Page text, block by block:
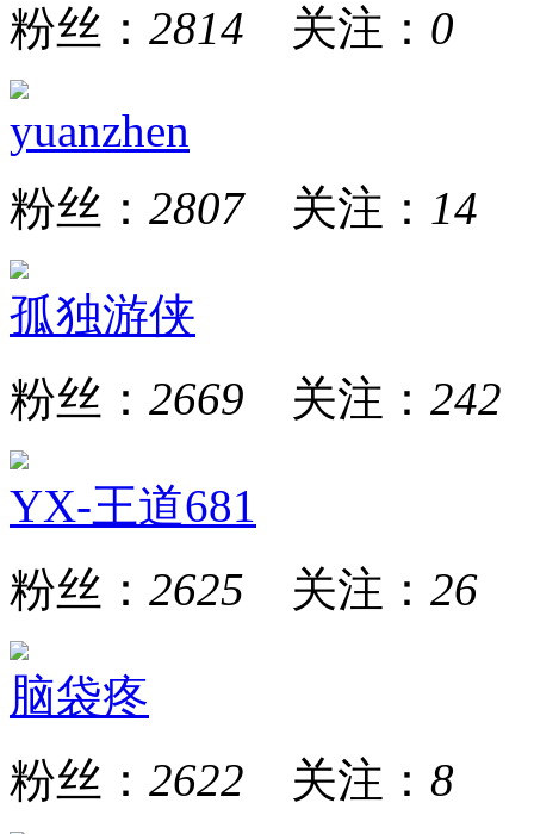
粉丝： 2814 关注： 0
yuanzhen
粉丝： 2807关注： 14
孤独游侠
粉丝： 2669 关注： 242
YX-王道681
粉丝： 2625 关注： 26
脑袋疼
粉丝： 2622 关注： 8